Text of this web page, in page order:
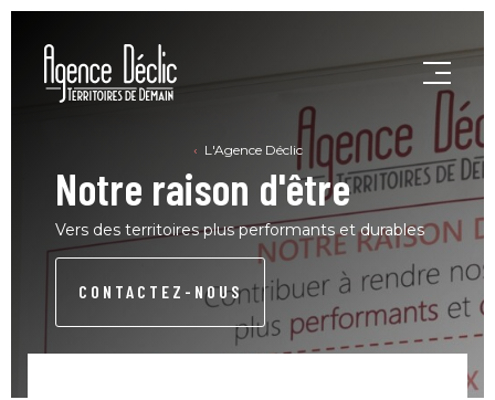
L'Agence Déclic
Notre raison d'être
Vers des territoires plus performants et durables
CONTACTEZ-NOUS